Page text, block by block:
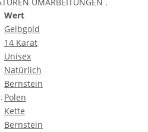
Wert
Gelbgold
14 Karat
Unisex
Natürlich
Bernstein
Polen
Kette
Bernstein